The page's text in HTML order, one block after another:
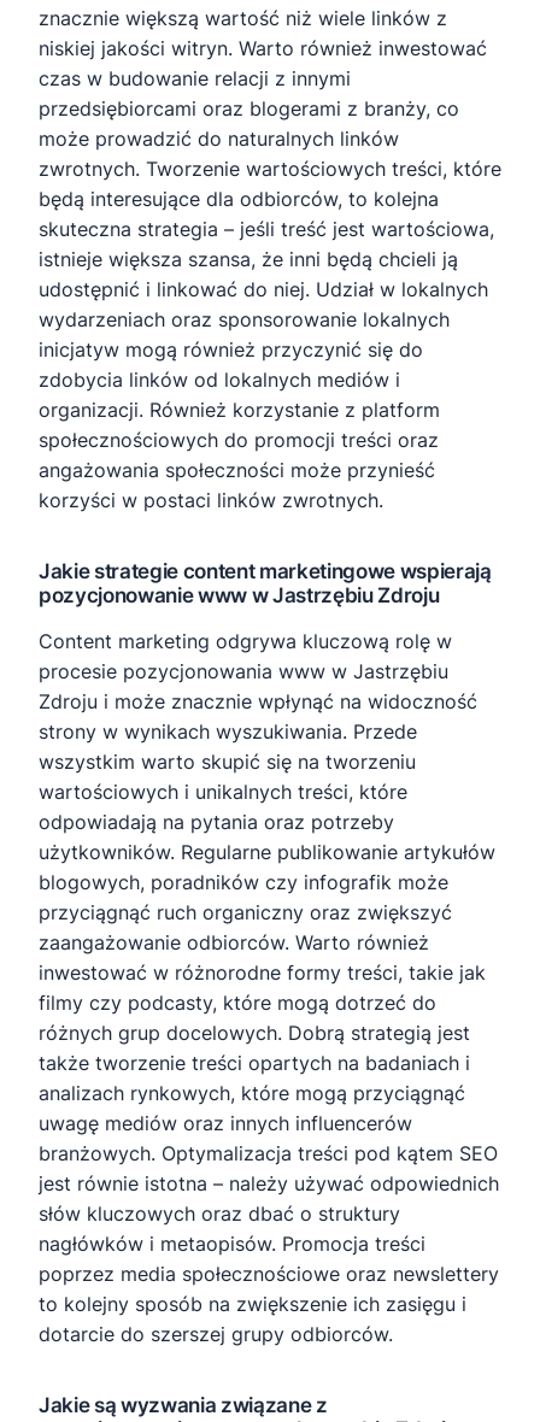
znacznie większą wartość niż wiele linków z
niskiej jakości witryn. Warto również inwestować
czas w budowanie relacji z innymi
przedsiębiorcami oraz blogerami z branży, co
może prowadzić do naturalnych linków
zwrotnych. Tworzenie wartościowych treści, które
będą interesujące dla odbiorców, to kolejna
skuteczna strategia – jeśli treść jest wartościowa,
istnieje większa szansa, że inni będą chcieli ją
udostępnić i linkować do niej. Udział w lokalnych
wydarzeniach oraz sponsorowanie lokalnych
inicjatyw mogą również przyczynić się do
zdobycia linków od lokalnych mediów i
organizacji. Również korzystanie z platform
społecznościowych do promocji treści oraz
angażowania społeczności może przynieść
korzyści w postaci linków zwrotnych.
Jakie strategie content marketingowe wspierają
pozycjonowanie www w Jastrzębiu Zdroju
Content marketing odgrywa kluczową rolę w
procesie pozycjonowania www w Jastrzębiu
Zdroju i może znacznie wpłynąć na widoczność
strony w wynikach wyszukiwania. Przede
wszystkim warto skupić się na tworzeniu
wartościowych i unikalnych treści, które
odpowiadają na pytania oraz potrzeby
użytkowników. Regularne publikowanie artykułów
blogowych, poradników czy infografik może
przyciągnąć ruch organiczny oraz zwiększyć
zaangażowanie odbiorców. Warto również
inwestować w różnorodne formy treści, takie jak
filmy czy podcasty, które mogą dotrzeć do
różnych grup docelowych. Dobrą strategią jest
także tworzenie treści opartych na badaniach i
analizach rynkowych, które mogą przyciągnąć
uwagę mediów oraz innych influencerów
branżowych. Optymalizacja treści pod kątem SEO
jest równie istotna – należy używać odpowiednich
słów kluczowych oraz dbać o struktury
nagłówków i metaopisów. Promocja treści
poprzez media społecznościowe oraz newslettery
to kolejny sposób na zwiększenie ich zasięgu i
dotarcie do szerszej grupy odbiorców.
Jakie są wyzwania związane z